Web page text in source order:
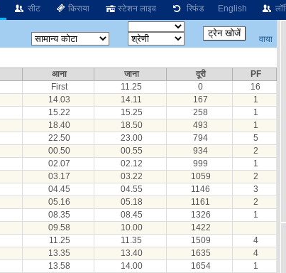
सीट किराया स्टेशन लाइव रिफंड English
वाया
आना जाना दूरी
PF
First 11.25 0
16
14.03 14.11 167
1
15.22 15.25 258
1
18.40 18.50 493
1
22.50 23.00 794
5
00.50 00.55 934
2
02.07 02.12 999
1
03.17 03.22 1059
2
04.45 04.55 1146
3
05.16 05.18 1161
2
08.35 08.45 1326
1
09.58 10.00
1422
11.25 11.35 1509
4
13.35 13.40 1635
4
13.58 14.00 1654
1